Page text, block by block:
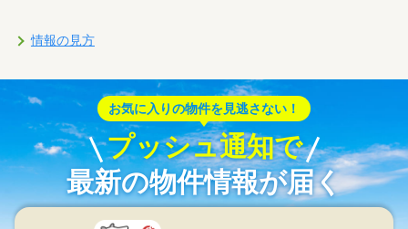
情報の見方
お気に入りの物件を見逃さない！
プッシュ通知で
最新の物件情報が届く